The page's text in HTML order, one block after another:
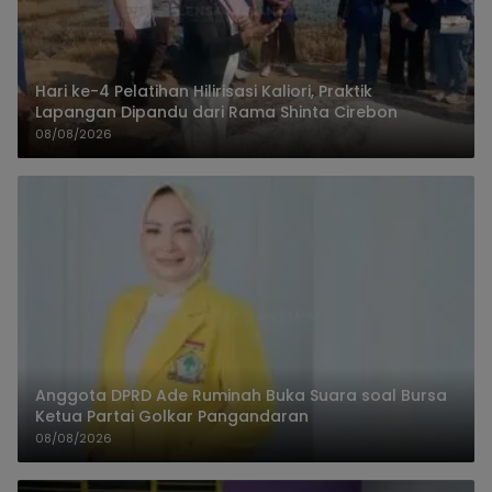
Hari ke-4 Pelatihan Hilirisasi Kaliori, Praktik
Lapangan Dipandu dari Rama Shinta Cirebon
08/08/2026
Anggota DPRD Ade Ruminah Buka Suara soal Bursa
Ketua Partai Golkar Pangandaran
08/08/2026